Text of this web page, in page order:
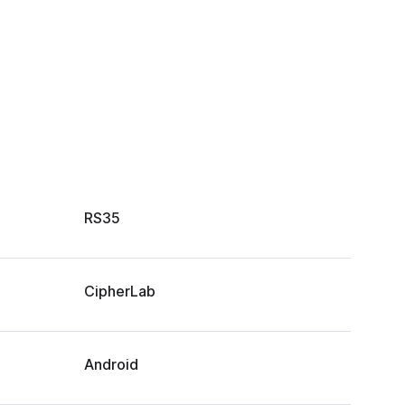
RS35
CipherLab
Android